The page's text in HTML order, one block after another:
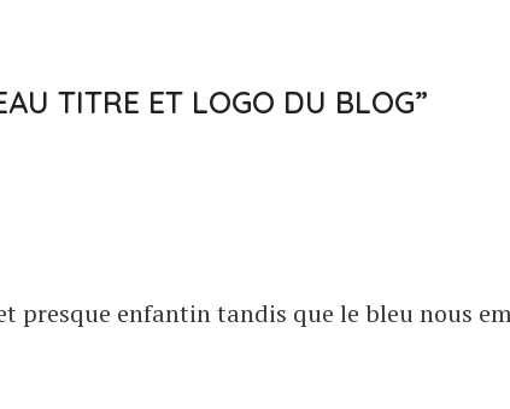
TITRE ET LOGO DU BLOG”
presque enfantin tandis que le bleu nous